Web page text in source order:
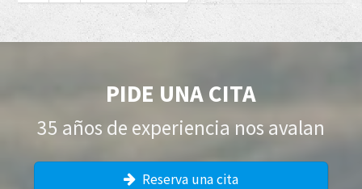
PIDE UNA CITA
35 años de experiencia nos avalan
Reserva una cita